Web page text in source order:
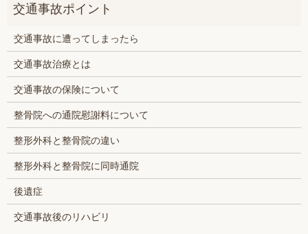
交通事故に遭ってしまったら
交通事故治療とは
交通事故の保険について
整骨院への通院慰謝料について
整形外科と整骨院の違い
整形外科と整骨院に同時通院
後遺症
交通事故後のリハビリ